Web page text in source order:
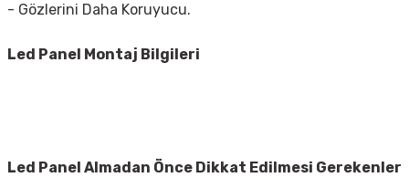
- Gözlerini Daha Koruyucu.
Led Panel Montaj Bilgileri
Led Panel Almadan Önce Dikkat Edilmesi Gerekenler